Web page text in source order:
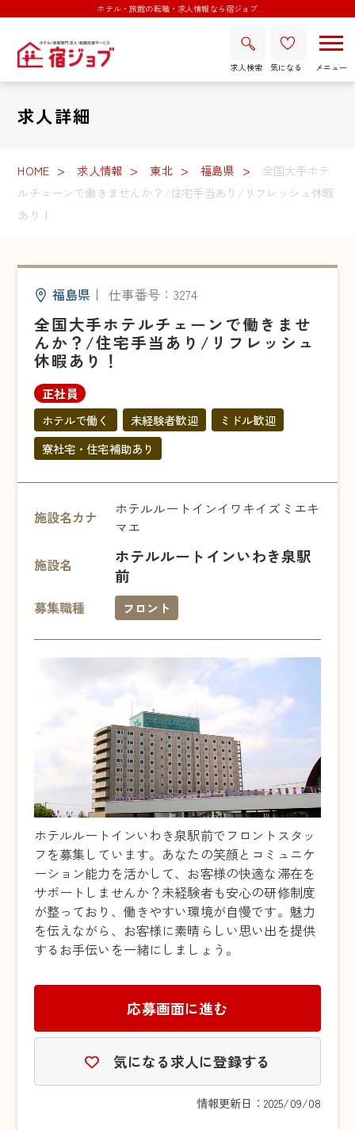
ホテル・旅館の転職・求人情報なら宿ジョブ
求人検索 気になる
求人詳細
HOME 求人情報 東北 福島県
全国大手ホテ
ルチェーンで働きませんか？/住宅手当あり/リフレッシュ休暇
あり！
福島県 ｜ 仕事番号：3274
全国大手ホテルチェーンで働きませ
んか？/住宅手当あり/リフレッシュ
休暇あり！
正社員
ホテルで働く 未経験者歓迎
ミドル歓迎
寮社宅・住宅補助あり
施設名カナ
ホテルルートインイワキイズミエキ
マエ
施設名
ホテルルートインいわき泉駅
前
募集職種 フロント
ホテルルートインいわき泉駅前でフロントスタッ
フを募集しています。あなたの笑顔とコミュニケ
ーション能力を活かして、お客様の快適な滞在を
サポートしませんか？未経験者も安心の研修制度
が整っており、働きやすい環境が自慢です。魅力
を伝えながら、お客様に素晴らしい思い出を提供
するお手伝いを一緒にしましょう。
応募画面に進む
気になる求人に登録する
情報更新日：2025/09/08